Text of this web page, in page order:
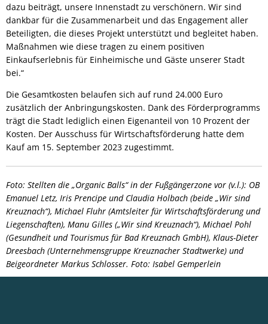
dazu beiträgt, unsere Innenstadt zu verschönern. Wir sind
dankbar für die Zusammenarbeit und das Engagement aller
Beteiligten, die dieses Projekt unterstützt und begleitet haben.
Maßnahmen wie diese tragen zu einem positiven
Einkaufserlebnis für Einheimische und Gäste unserer Stadt
bei.“
Die Gesamtkosten belaufen sich auf rund 24.000 Euro
zusätzlich der Anbringungskosten. Dank des Förderprogramms
trägt die Stadt lediglich einen Eigenanteil von 10 Prozent der
Kosten. Der Ausschuss für Wirtschaftsförderung hatte dem
Kauf am 15. September 2023 zugestimmt.
Foto: Stellten die „Organic Balls“ in der Fußgängerzone vor (v.l.): OB
Emanuel Letz, Iris Prencipe und Claudia Holbach (beide „Wir sind
Kreuznach“), Michael Fluhr (Amtsleiter für Wirtschaftsförderung und
Liegenschaften), Manu Gilles („Wir sind Kreuznach“), Michael Pohl
(Gesundheit und Tourismus für Bad Kreuznach GmbH), Klaus-Dieter
Dreesbach (Unternehmensgruppe Kreuznacher Stadtwerke) und
Beigeordneter Markus Schlosser. Foto: Isabel Gemperlein